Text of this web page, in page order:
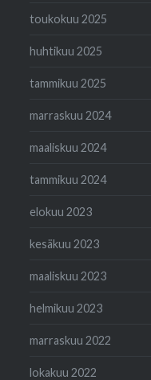
toukokuu 2025
huhtikuu 2025
tammikuu 2025
marraskuu 2024
maaliskuu 2024
tammikuu 2024
elokuu 2023
kesäkuu 2023
maaliskuu 2023
helmikuu 2023
marraskuu 2022
lokakuu 2022